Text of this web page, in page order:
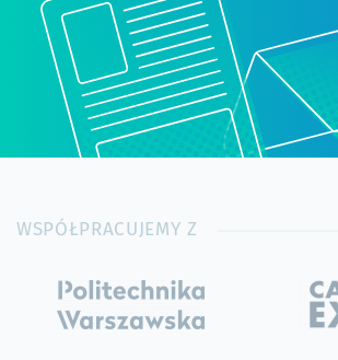
WSPÓŁPRACUJEMY Z